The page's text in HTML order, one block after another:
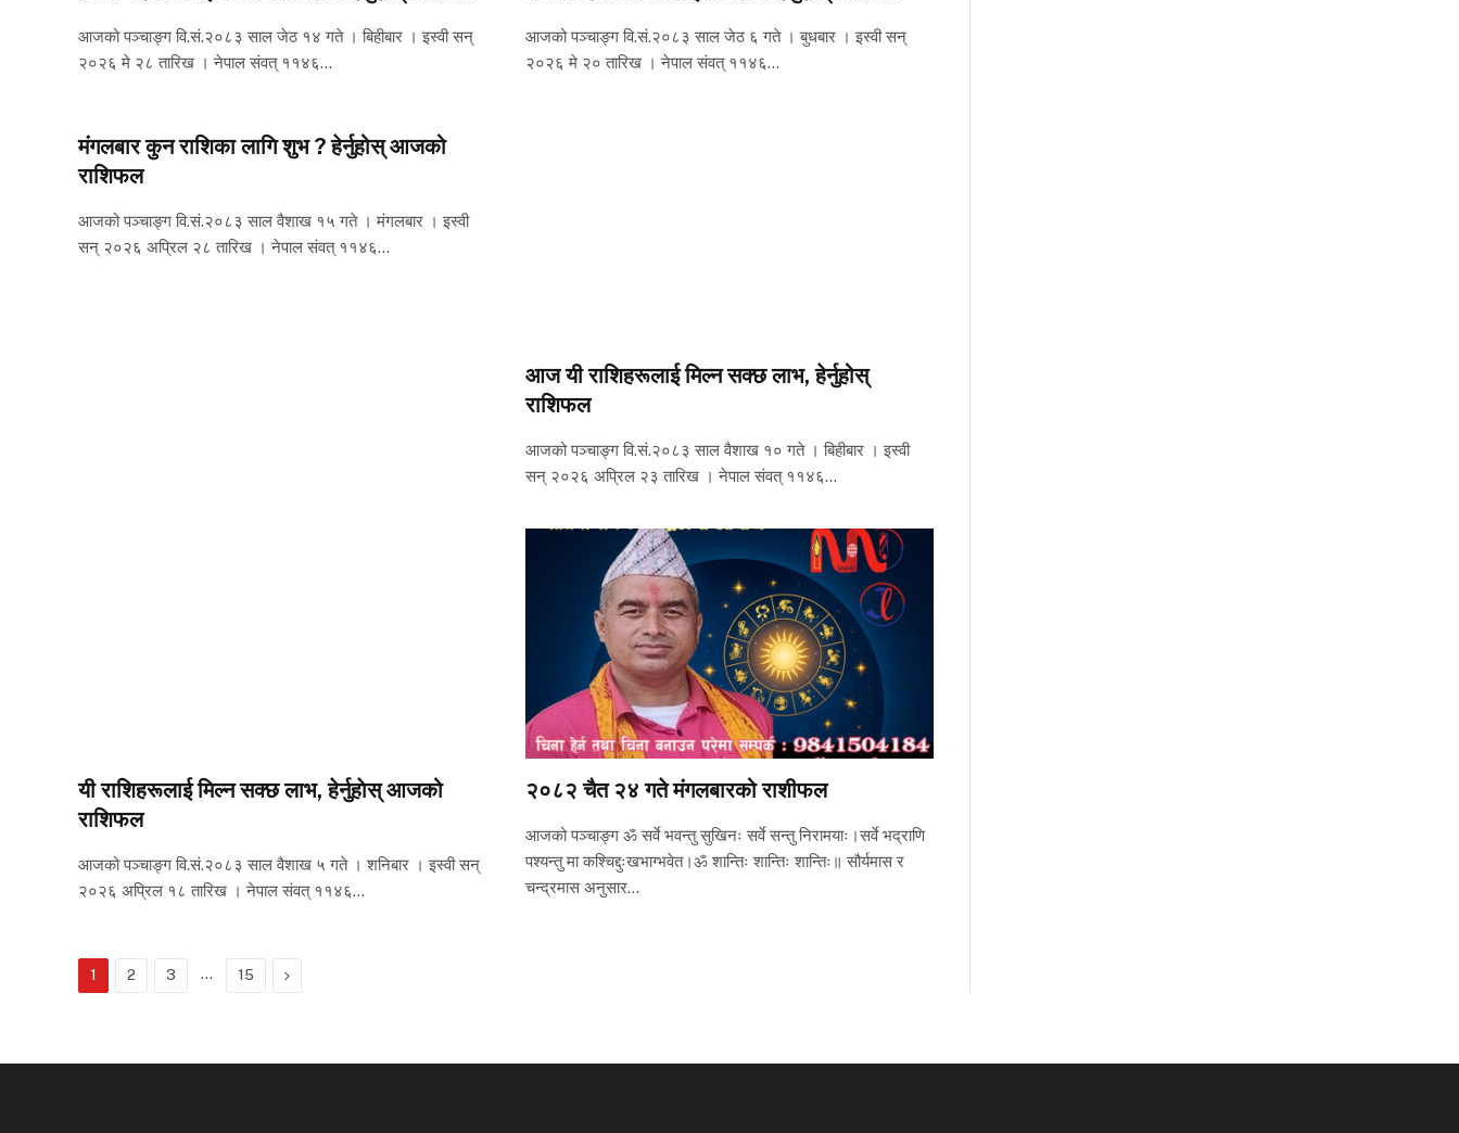
आजको पञ्चाङ्ग वि.सं.२०८३ साल जेठ १४ गते । बिहीबार । इस्वी सन्
२०२६ मे २८ तारिख । नेपाल संवत् ११४६…
आजको पञ्चाङ्ग वि.सं.२०८३ साल जेठ ६ गते । बुधबार । इस्वी सन्
२०२६ मे २० तारिख । नेपाल संवत् ११४६…
मंगलबार कुन राशिका लागि शुभ ? हेर्नुहोस् आजको
राशिफल
आजको पञ्चाङ्ग वि.सं.२०८३ साल वैशाख १५ गते । मंगलबार । इस्वी
सन् २०२६ अप्रिल २८ तारिख । नेपाल संवत् ११४६…
आज यी राशिहरूलाई मिल्न सक्छ लाभ, हेर्नुहोस्
राशिफल
आजको पञ्चाङ्ग वि.सं.२०८३ साल वैशाख १० गते । बिहीबार । इस्वी
सन् २०२६ अप्रिल २३ तारिख । नेपाल संवत् ११४६…
यी राशिहरूलाई मिल्न सक्छ लाभ, हेर्नुहाेस् आजको
राशिफल
आजको पञ्चाङ्ग वि.सं.२०८३ साल वैशाख ५ गते । शनिबार । इस्वी सन्
२०२६ अप्रिल १८ तारिख । नेपाल संवत् ११४६…
२०८२ चैत २४ गते मंगलबारको राशीफल
आजको पञ्चाङ्ग ॐ सर्वे भवन्तु सुखिनः सर्वे सन्तु निरामयाः।सर्वे भद्राणि
पश्यन्तु मा कश्चिद्दुःखभाग्भवेत।ॐ शान्तिः शान्तिः शान्तिः॥ सौर्यमास र
चन्द्रमास अनुसार…
1 2 3 … 15 Next